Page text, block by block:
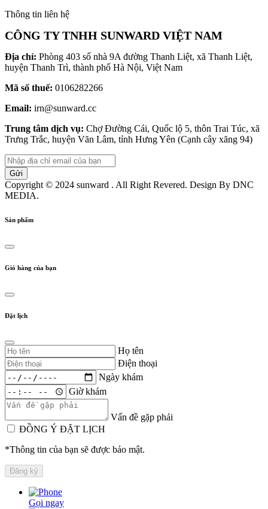
Thông tin liên hệ
CÔNG TY TNHH SUNWARD VIỆT NAM
Địa chỉ: Phòng 403 số nhà 9A đường Thanh Liệt, xã Thanh Liệt,
huyện Thanh Trì, thành phố Hà Nội, Việt Nam
Mã số thuế: 0106282266
Email: irn@sunward.cc
Trung tâm dịch vụ: Chợ Đường Cái, Quốc lộ 5, thôn Trai Túc, xã
Trưng Trắc, huyện Văn Lâm, tỉnh Hưng Yên (Cạnh cây xăng 94)
Copyright © 2024 sunward . All Right Revered. Design By DNC
MEDIA.
Sản phẩm
Giỏ hàng của bạn
Đặt lịch
Họ tên
Điện thoại
Ngày khám
Giờ khám
Vấn đề gặp phải
ĐỒNG Ý ĐẶT LỊCH
*Thông tin của bạn sẽ được bảo mật.
Gọi ngay